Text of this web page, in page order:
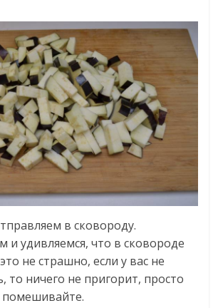
в сковороду.
удивляемся, что в сковороде
не страшно, если у вас не
то ничего не пригорит, просто
помешивайте.